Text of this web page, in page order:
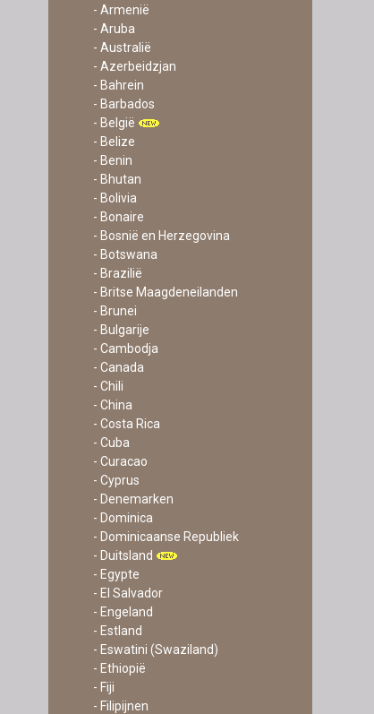
- Armenië
- Aruba
- Australië
- Azerbeidzjan
- Bahrein
- Barbados
- België
- Belize
- Benin
- Bhutan
- Bolivia
- Bonaire
- Bosnië en Herzegovina
- Botswana
- Brazilië
- Britse Maagdeneilanden
- Brunei
- Bulgarije
- Cambodja
- Canada
- Chili
- China
- Costa Rica
- Cuba
- Curacao
- Cyprus
- Denemarken
- Dominica
- Dominicaanse Republiek
- Duitsland
- Egypte
- El Salvador
- Engeland
- Estland
- Eswatini (Swaziland)
- Ethiopië
- Fiji
- Filipijnen